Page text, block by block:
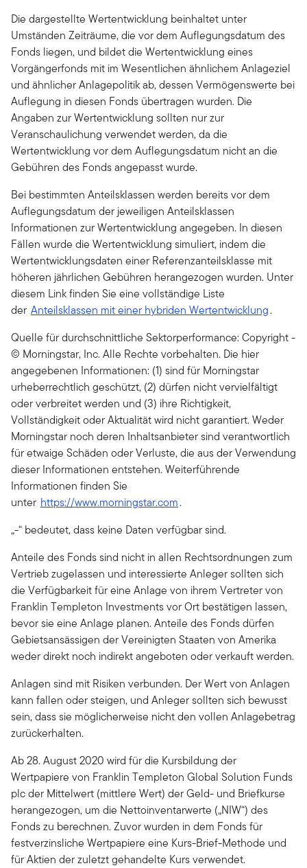
Die dargestellte Wertentwicklung beinhaltet unter
Umständen Zeiträume, die vor dem Auflegungsdatum des
Fonds liegen, und bildet die Wertentwicklung eines
Vorgängerfonds mit im Wesentlichen ähnlichem Anlageziel
und ähnlicher Anlagepolitik ab, dessen Vermögenswerte bei
Auflegung in diesen Fonds übertragen wurden. Die
Angaben zur Wertentwicklung sollten nur zur
Veranschaulichung verwendet werden, da die
Wertentwicklung vor dem Auflegungsdatum nicht an die
Gebühren des Fonds angepasst wurde.
Bei bestimmten Anteilsklassen werden bereits vor dem
Auflegungsdatum der jeweiligen Anteilsklassen
Informationen zur Wertentwicklung angegeben. In diesen
Fällen wurde die Wertentwicklung simuliert, indem die
Wertentwicklungsdaten einer Referenzanteilsklasse mit
höheren jährlichen Gebühren herangezogen wurden. Unter
diesem Link finden Sie eine vollständige Liste
der Anteilsklassen mit einer hybriden Wertentwicklung.
Quelle für durchschnittliche Sektorperformance: Copyright -
© Morningstar, Inc. Alle Rechte vorbehalten. Die hier
angegebenen Informationen: (1) sind für Morningstar
urheberrechtlich geschützt, (2) dürfen nicht vervielfältigt
oder verbreitet werden und (3) ihre Richtigkeit,
Vollständigkeit oder Aktualität wird nicht garantiert. Weder
Morningstar noch deren Inhaltsanbieter sind verantwortlich
für etwaige Schäden oder Verluste, die aus der Verwendung
dieser Informationen entstehen. Weiterführende
Informationen finden Sie
unter https://www.morningstar.com.
„-“ bedeutet, dass keine Daten verfügbar sind.
Anteile des Fonds sind nicht in allen Rechtsordnungen zum
Vertrieb zugelassen und interessierte Anleger sollten sich
die Verfügbarkeit für eine Anlage von ihrem Vertreter von
Franklin Templeton Investments vor Ort bestätigen lassen,
bevor sie eine Anlage planen. Anteile des Fonds dürfen
Gebietsansässigen der Vereinigten Staaten von Amerika
weder direkt noch indirekt angeboten oder verkauft werden.
Anlagen sind mit Risiken verbunden. Der Wert von Anlagen
kann fallen oder steigen, und Anleger sollten sich bewusst
sein, dass sie möglicherweise nicht den vollen Anlagebetrag
zurückerhalten.
Ab 28. August 2020 wird für die Kursbildung der
Wertpapiere von Franklin Templeton Global Solution Funds
plc der Mittelwert (mittlere Wert) der Geld- und Briefkurse
herangezogen, um die Nettoinventarwerte („NIW“) des
Fonds zu berechnen. Zuvor wurden in dem Fonds für
festverzinsliche Wertpapiere eine Kurs-Brief-Methode und
für Aktien der zuletzt gehandelte Kurs verwendet.